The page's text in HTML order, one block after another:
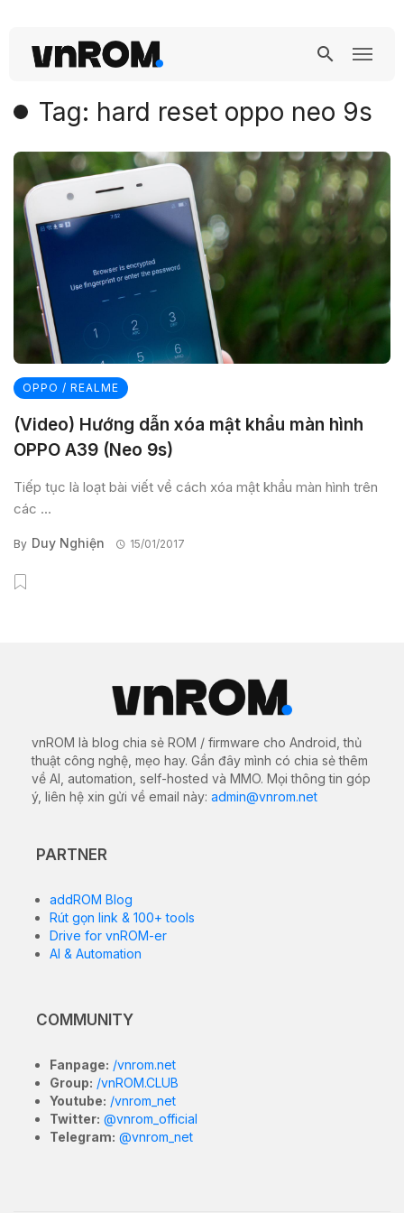
Tag: hard reset oppo neo 9s
OPPO / REALME
(Video) Hướng dẫn xóa mật khẩu màn hình
OPPO A39 (Neo 9s)
Tiếp tục là loạt bài viết về cách xóa mật khẩu màn hình trên
các ...
By Duy Nghiện 15/01/2017
vnROM là blog chia sẻ ROM / firmware cho Android, thủ
thuật công nghệ, mẹo hay. Gần đây mình có chia sẻ thêm
về AI, automation, self-hosted và MMO. Mọi thông tin góp
ý, liên hệ xin gửi về email này: admin@vnrom.net
PARTNER
addROM Blog
Rút gọn link & 100+ tools
Drive for vnROM-er
AI & Automation
COMMUNITY
Fanpage: /vnrom.net
Group: /vnROM.CLUB
Youtube: /vnrom_net
Twitter: @vnrom_official
Telegram: @vnrom_net